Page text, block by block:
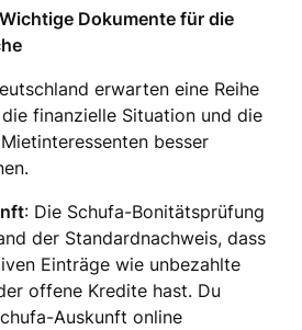
Dokumente für die
erwarten eine Reihe
finanzielle Situation und die
besser
: Die Schufa-Bonitätsprüfung
der Standardnachweis, dass
Einträge wie unbezahlte
offene Kredite hast. Du
Auskunft online